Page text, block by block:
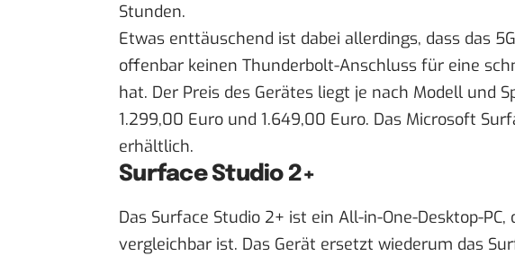
Stunden.
Etwas enttäuschend ist dabei allerdings, dass das
offenbar keinen Thunderbolt-Anschluss für eine
hat. Der Preis des Gerätes liegt je nach Modell und
1.299,00 Euro und 1.649,00 Euro. Das Microsoft
erhältlich.
Surface Studio 2+
Das Surface Studio 2+ ist ein All-in-One-Desktop-
vergleichbar ist. Das Gerät ersetzt wiederum das